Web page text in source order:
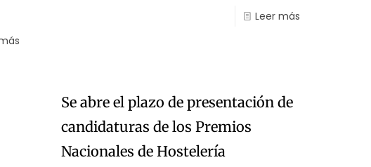
Leer más
Se abre el plazo de presentación de
candidaturas de los Premios
Nacionales de Hostelería